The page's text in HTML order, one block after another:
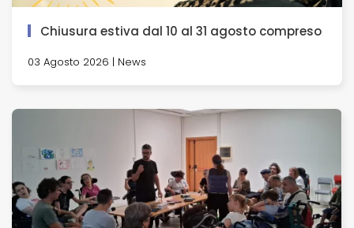
Chiusura estiva dal 10 al 31 agosto compreso
03 Agosto 2026 | News